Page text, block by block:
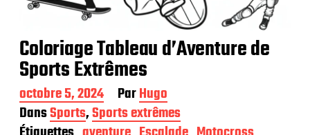
Coloriage Tableau d’Aventure de
Sports Extrêmes
D
a
t
octobre 5, 2024 ParHugo
DansSports,Sports extrêmes